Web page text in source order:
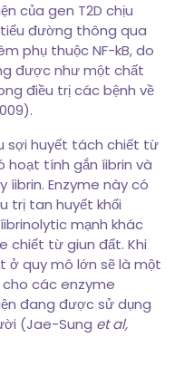
của gen T2D chịu
đường thông qua
phụ thuộc NF-kB, do
được như một chất
điều trị các bệnh về
sợi huyết tách chiết từ
hoạt tính gắn íibrin và
íibrin. Enzyme này có
trị tan huyết khối
mạnh khác
chiết từ giun đất. Khi
ở quy mô lớn sẽ là một
các enzyme
đang được sử dụng
(Jae-Sung et al,